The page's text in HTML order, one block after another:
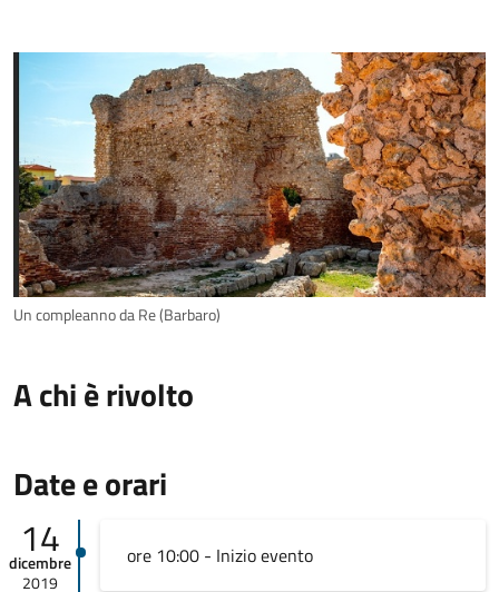
Un compleanno da Re (Barbaro)
A chi è rivolto
Date e orari
14
dicembre
2019
ore 10:00 - Inizio evento